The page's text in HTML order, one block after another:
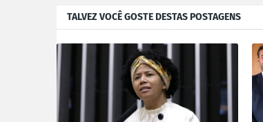
TALVEZ VOCÊ GOSTE DESTAS POSTAGENS